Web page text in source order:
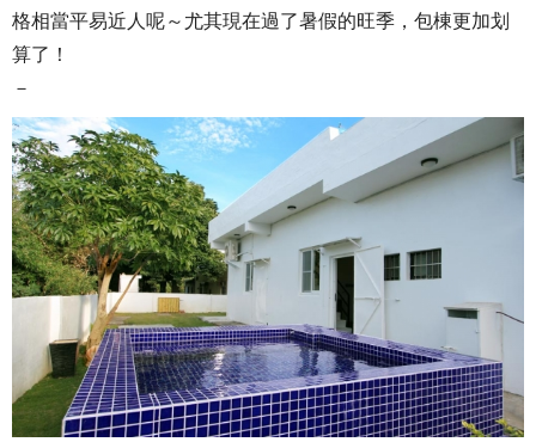
格相當平易近人呢～尤其現在過了暑假的旺季，包棟更加划
算了！
－